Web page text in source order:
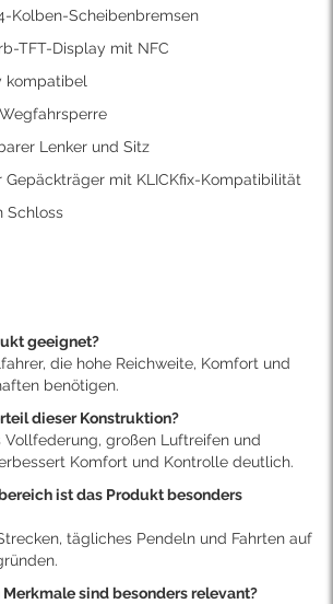
Kolben-Scheibenbremsen
TFT-Display mit NFC
kompatibel
Lenker und Sitz
Gepäckträger mit KLICKfix-Kompatibilität
Schloss
geeignet?
die hohe Reichweite, Komfort und
benötigen.
dieser Konstruktion?
Vollfederung, großen Luftreifen und
Komfort und Kontrolle deutlich.
ist das Produkt besonders
tägliches Pendeln und Fahrten auf
sind besonders relevant?